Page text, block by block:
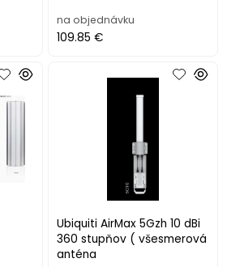
na objednávku
109.85 €
Ubiquiti AirMax 5Gzh 10 dBi
360 stupňov ( všesmerová
anténa